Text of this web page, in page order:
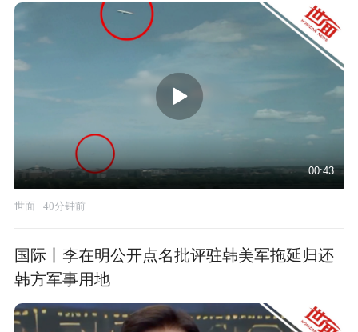
00:43
世面 40分钟前
国际丨李在明公开点名批评驻韩美军拖延归还
韩方军事用地